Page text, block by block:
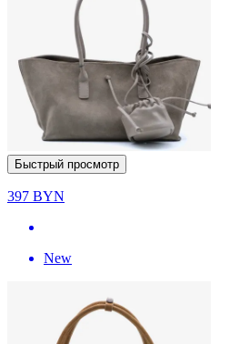
Быстрый просмотр
397 BYN
New